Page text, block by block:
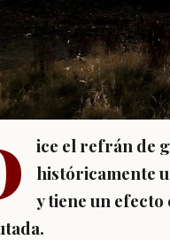
ice el refrán de
históricamente
y tiene un